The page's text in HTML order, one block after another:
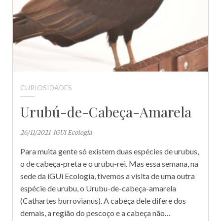
CURIOSIDADES
Urubú-de-Cabeça-Amarela
26/11/2021 iGUi Ecologia
Para muita gente só existem duas espécies de urubus,
o de cabeça-preta e o urubu-rei. Mas essa semana, na
sede da iGUi Ecologia, tivemos a visita de uma outra
espécie de urubu, o Urubu-de-cabeça-amarela
(Cathartes burrovianus). A cabeça dele difere dos
demais, a região do pescoço e a cabeça não…